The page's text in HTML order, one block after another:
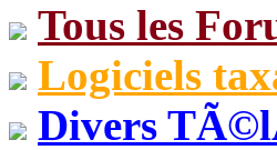
Tous les
Logiciels
Divers